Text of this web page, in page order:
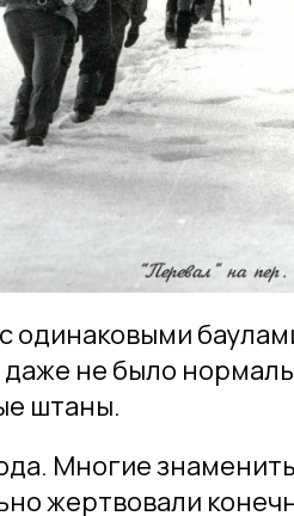
одинаковыми
не было
штаны.
Многие
жертвовали